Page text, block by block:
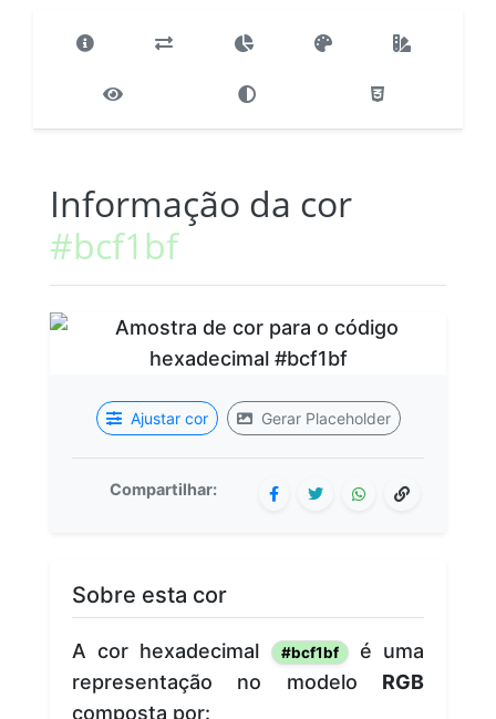
Informação da cor
#bcf1bf
Ajustar cor Gerar Placeholder
Compartilhar:
Sobre esta cor
A cor hexadecimal #bcf1bf é uma
representação no modelo RGB
composta por: